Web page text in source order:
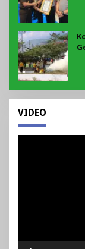
VIDEO